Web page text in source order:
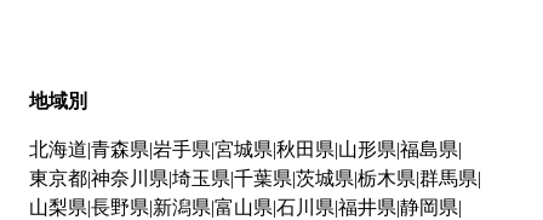
地域別
北海道 青森県 岩手県 宮城県 秋田県 山形県 福島県
東京都神奈川県 埼玉県 千葉県 茨城県 栃木県 群馬県
山梨県 長野県 新潟県 富山県 石川県 福井県 静岡県